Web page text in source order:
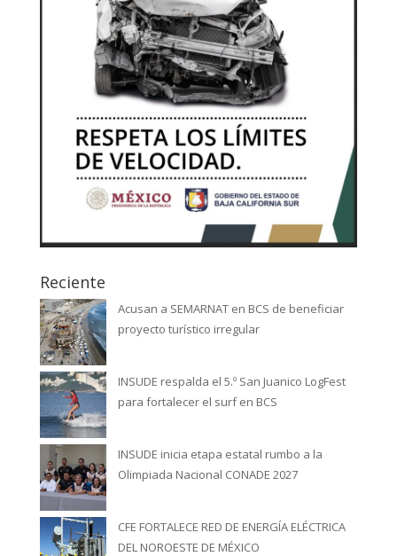
Reciente
Acusan a SEMARNAT en BCS de beneficiar
proyecto turístico irregular
INSUDE respalda el 5.º San Juanico LogFest
para fortalecer el surf en BCS
INSUDE inicia etapa estatal rumbo a la
Olimpiada Nacional CONADE 2027
CFE FORTALECE RED DE ENERGÍA ELÉCTRICA
DEL NOROESTE DE MÉXICO